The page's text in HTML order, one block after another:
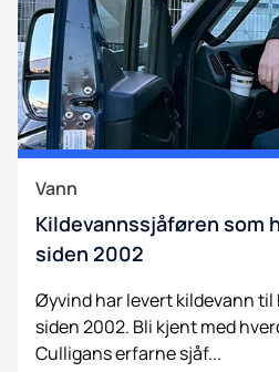
Vann
Kildevannssjåføren som
siden 2002
Øyvind har levert kildevann
siden 2002. Bli kjent med
Culligans erfarne sjåf...